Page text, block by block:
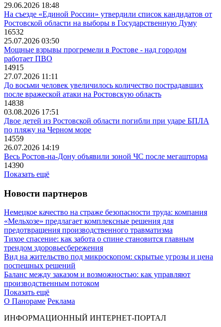
29.06.2026 18:48
На съезде «Единой России» утвердили список кандидатов от
Ростовской области на выборы в Государственную Думу
16532
25.07.2026 03:50
Мощные взрывы прогремели в Ростове - над городом
работает ПВО
14915
27.07.2026 11:11
До восьми человек увеличилось количество пострадавших
после вражеской атаки на Ростовскую область
14838
03.08.2026 17:51
Двое детей из Ростовской области погибли при ударе БПЛА
по пляжу на Черном море
14559
26.07.2026 14:19
Весь Ростов-на-Дону объявили зоной ЧС после мегашторма
14390
Показать ещё
Новости партнеров
Немецкое качество на страже безопасности труда: компания
«Мельхозе» предлагает комплексные решения для
предотвращения производственного травматизма
Тихое спасение: как забота о спине становится главным
трендом здоровьесбережения
Вид на жительство под микроскопом: скрытые угрозы и цена
поспешных решений
Баланс между заказом и возможностью: как управляют
производственным потоком
Показать ещё
О Панораме Реклама
ИНФОРМАЦИОННЫЙ ИНТЕРНЕТ-ПОРТАЛ